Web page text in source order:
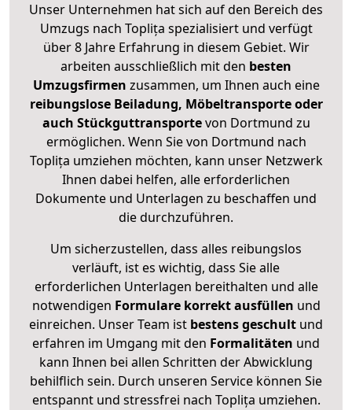
Unser Unternehmen hat sich auf den Bereich des
Umzugs nach Toplița spezialisiert und verfügt
über 8 Jahre Erfahrung in diesem Gebiet. Wir
arbeiten ausschließlich mit den besten
Umzugsfirmen zusammen, um Ihnen auch eine
reibungslose Beiladung, Möbeltransporte oder
auch Stückguttransportevon Dortmund zu
ermöglichen. Wenn Sie von Dortmund nach
Toplița umziehen möchten, kann unser Netzwerk
Ihnen dabei helfen, alle erforderlichen
Dokumente und Unterlagen zu beschaffen und
die durchzuführen.
Um sicherzustellen, dass alles reibungslos
verläuft, ist es wichtig, dass Sie alle
erforderlichen Unterlagen bereithalten und alle
notwendigen Formulare korrekt ausfüllen und
einreichen. Unser Team ist bestens geschult und
erfahren im Umgang mit den Formalitäten und
kann Ihnen bei allen Schritten der Abwicklung
behilflich sein. Durch unseren Service können Sie
entspannt und stressfrei nach Toplița umziehen.